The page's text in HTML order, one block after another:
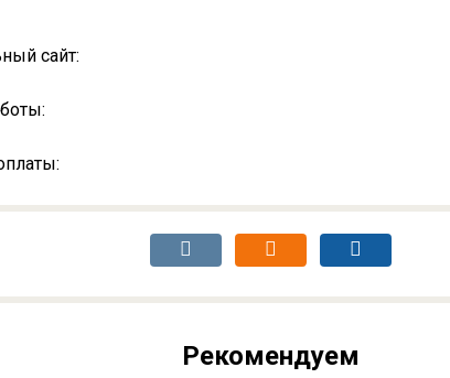
сайт:
Рекомендуем